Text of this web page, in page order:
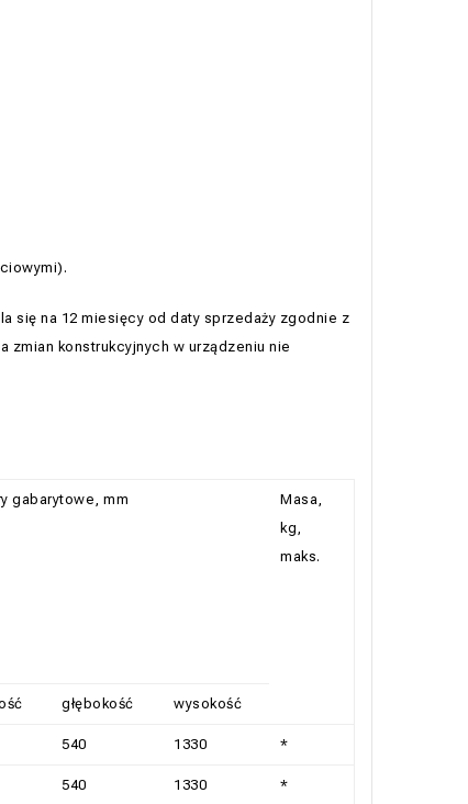
się na 12 miesięcy od daty sprzedaży zgodnie z
konstrukcyjnych w urządzeniu nie
gabarytowe, mm
Masa,
kg,
maks.
głębokość wysokość
540 1330 *
540 1330 *